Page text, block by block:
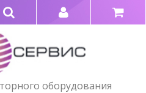
оборудования